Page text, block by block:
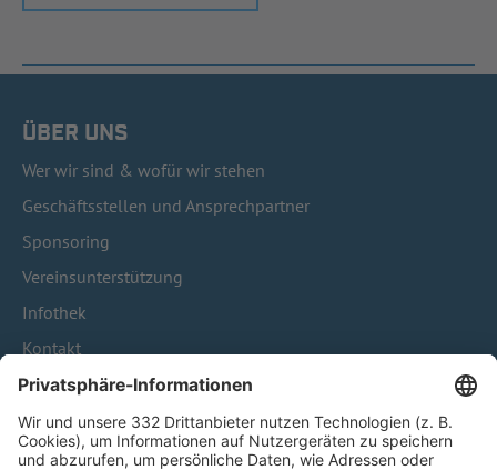
ÜBER UNS
Wer wir sind & wofür wir stehen
Geschäftsstellen und Ansprechpartner
Sponsoring
Vereinsunterstützung
Infothek
Kontakt
HÄUFIG BESUCHTE SEITEN
Pässe und Vereinswechsel